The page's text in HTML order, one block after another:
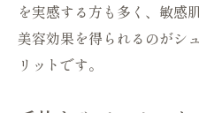
を実感する方も多く、敏感
美容効果を得られるのがシ
リットです。